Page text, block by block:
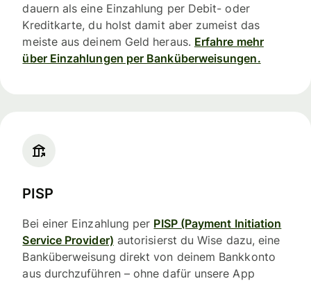
dauern als eine Einzahlung per Debit- oder
Kreditkarte, du holst damit aber zumeist das
meiste aus deinem Geld heraus. Erfahre mehr
über Einzahlungen per Banküberweisungen.
PISP
Bei einer Einzahlung per PISP (Payment Initiation
Service Provider) autorisierst du Wise dazu, eine
Banküberweisung direkt von deinem Bankkonto
aus durchzuführen – ohne dafür unsere App